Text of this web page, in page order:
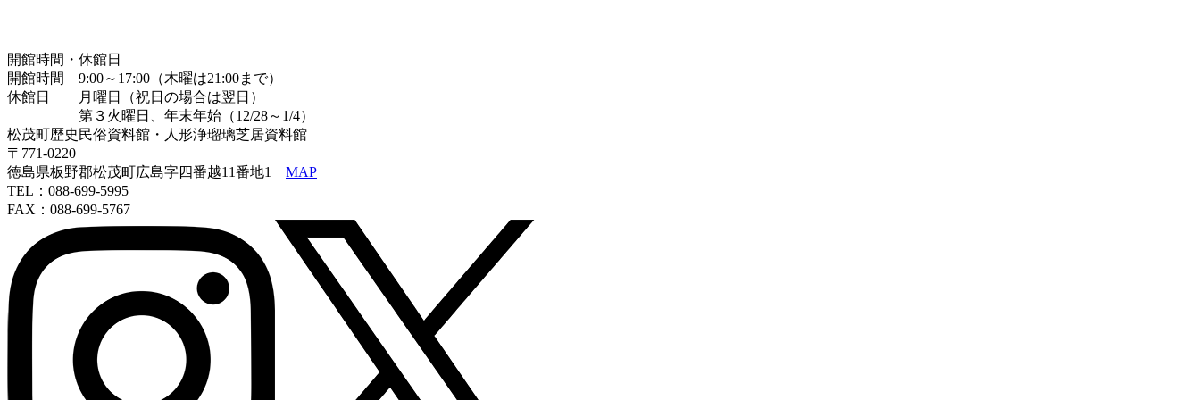
開館時間・休館日
開館時間 9:00～17:00（木曜は21:00まで）
休館日 月曜日（祝日の場合は翌日）
第３火曜日、年末年始（12/28～1/4）
松茂町歴史民俗資料館・人形浄瑠璃芝居資料館
〒771-0220
徳島県板野郡松茂町広島字四番越11番地1 MAP
TEL：088-699-5995
FAX：088-699-5767